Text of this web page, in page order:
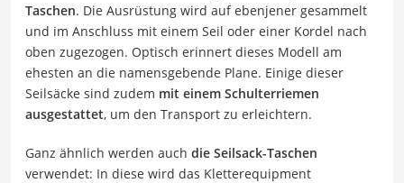
Taschen. Die Ausrüstung wird auf ebenjener gesammelt
und im Anschluss mit einem Seil oder einer Kordel nach
oben zugezogen. Optisch erinnert dieses Modell am
ehesten an die namensgebende Plane. Einige dieser
Seilsäcke sind zudem mit einem Schulterriemen
ausgestattet, um den Transport zu erleichtern.
Ganz ähnlich werden auch die Seilsack-Taschen
verwendet: In diese wird das Kletterequipment